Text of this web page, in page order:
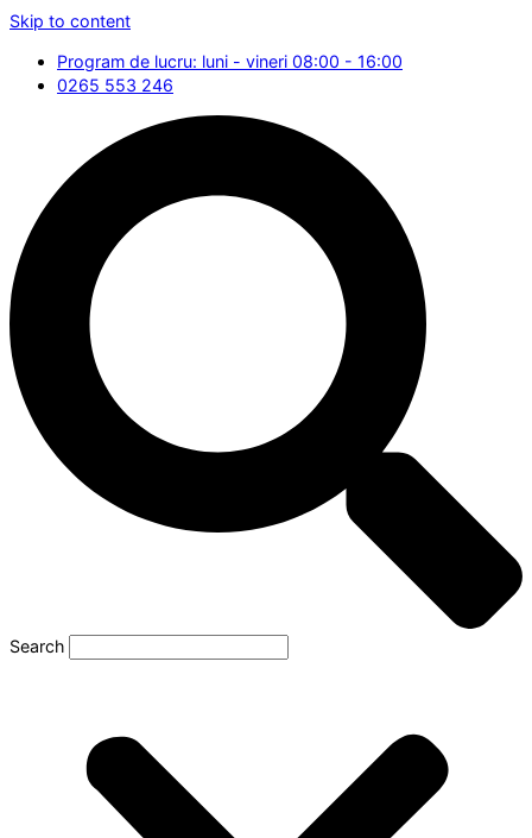
Skip to content
Program de lucru: luni - vineri 08:00 - 16:00
0265 553 246
Search